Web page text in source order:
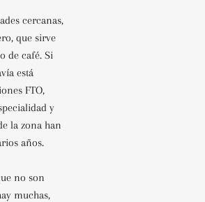
cercanas,
que sirve
de café. Si
está
FTO,
y
la zona han
años.
no son
muchas,